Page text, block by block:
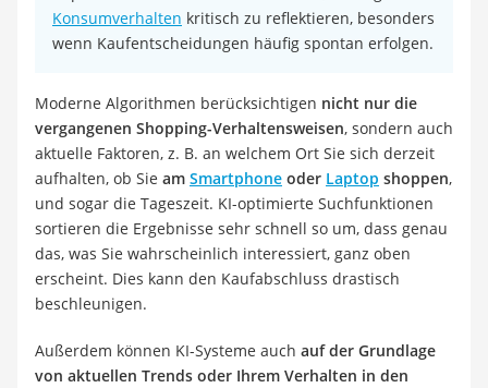
Konsumverhalten kritisch zu reflektieren, besonders
wenn Kaufentscheidungen häufig spontan erfolgen.
Moderne Algorithmen berücksichtigen nicht nur die
vergangenen Shopping-Verhaltensweisen, sondern auch
aktuelle Faktoren, z. B. an welchem Ort Sie sich derzeit
aufhalten, ob Sie am Smartphone oder Laptop shoppen,
und sogar die Tageszeit. KI-optimierte Suchfunktionen
sortieren die Ergebnisse sehr schnell so um, dass genau
das, was Sie wahrscheinlich interessiert, ganz oben
erscheint. Dies kann den Kaufabschluss drastisch
beschleunigen.
Außerdem können KI-Systeme auch auf der Grundlage
von aktuellen Trends oder Ihrem Verhalten in den